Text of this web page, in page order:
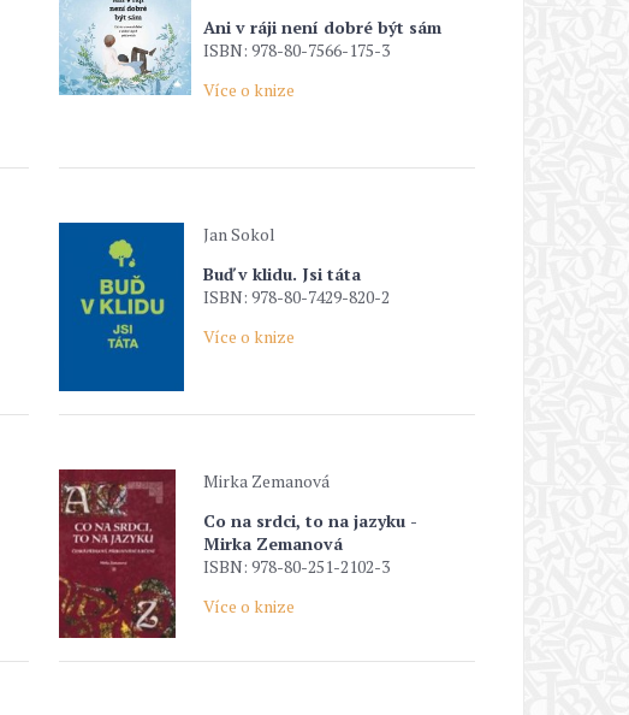
Ani v ráji není dobré být sám
ISBN: 978-80-7566-175-3
Více o knize
Jan Sokol
Buď v klidu. Jsi táta
ISBN: 978-80-7429-820-2
Více o knize
Mirka Zemanová
Co na srdci, to na jazyku -
Mirka Zemanová
ISBN: 978-80-251-2102-3
Více o knize